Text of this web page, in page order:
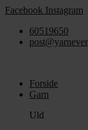
Videre
indhold
Facebook Instagram
60519650
Forside
Garn
Uld